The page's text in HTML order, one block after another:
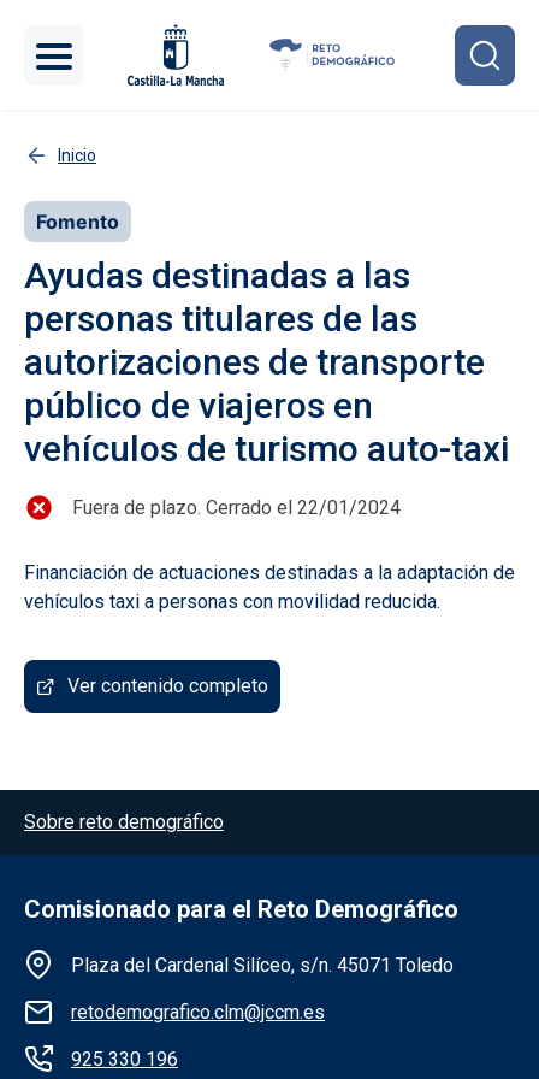
Inicio
Fomento
Ayudas destinadas a las
personas titulares de las
autorizaciones de transporte
público de viajeros en
vehículos de turismo auto-taxi
Fuera de plazo. Cerrado el 22/01/2024
Financiación de actuaciones destinadas a la adaptación de
vehículos taxi a personas con movilidad reducida.
Ver contenido completo
Menú del pie
Sobre reto demográfico
Comisionado para el Reto Demográfico
Información de la institución
Plaza del Cardenal Silíceo, s/n. 45071 Toledo
retodemografico.clm@jccm.es
925 330 196